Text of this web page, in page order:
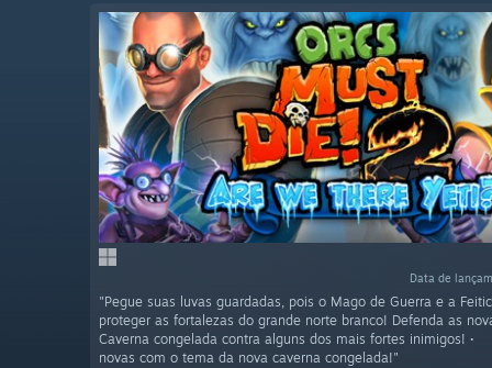
Data de
"Pegue suas luvas guardadas, pois o Mago de Guerra e a
proteger as fortalezas do grande norte branco! Defenda as
Caverna congelada contra alguns dos mais fortes
novas com o tema da nova caverna congelada!"